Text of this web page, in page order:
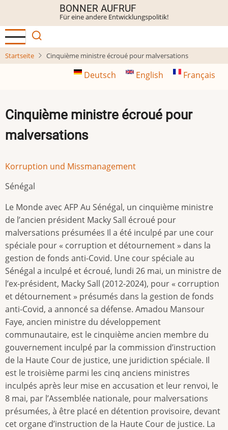
Inhalt
BONNER AUFRUF
Für eine andere Entwicklungspolitik!
Startseite Cinquième ministre écroué pour malversations
Deutsch English Français
Cinquième ministre écroué pour
malversations
Korruption und Missmanagement
Sénégal
Le Monde avec AFP Au Sénégal, un cinquième ministre
de l’ancien président Macky Sall écroué pour
malversations présumées Il a été inculpé par une cour
spéciale pour « corruption et détournement » dans la
gestion de fonds anti-Covid. Une cour spéciale au
Sénégal a inculpé et écroué, lundi 26 mai, un ministre de
l’ex-président, Macky Sall (2012-2024), pour « corruption
et détournement » présumés dans la gestion de fonds
anti-Covid, a annoncé sa défense. Amadou Mansour
Faye, ancien ministre du développement
communautaire, est le cinquième ancien membre du
gouvernement inculpé par la commission d’instruction
de la Haute Cour de justice, une juridiction spéciale. Il
est le troisième parmi les cinq anciens ministres
inculpés après leur mise en accusation et leur renvoi, le
8 mai, par l’Assemblée nationale, pour malversations
présumées, à être placé en détention provisoire, devant
cet organe d’instruction de la Haute Cour de justice. La